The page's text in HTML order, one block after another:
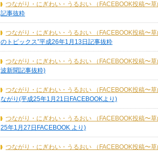
つながり・にぎわい・うるおい （FACEBOOK投稿〜
記事抜粋
つながり・にぎわい・うるおい （FACEBOOK投稿〜
のトピックス”平成26年1月13日記事抜粋
つながり・にぎわい・うるおい （FACEBOOK投稿〜
波新聞記事抜粋)
つながり・にぎわい・うるおい （FACEBOOK投稿〜
ながり(平成25年1月21日FACEBOOKより)
つながり・にぎわい・うるおい （FACEBOOK投稿〜
25年1月27日FACEBOOK より)
つながり・にぎわい・うるおい （FACEBOOK投稿〜